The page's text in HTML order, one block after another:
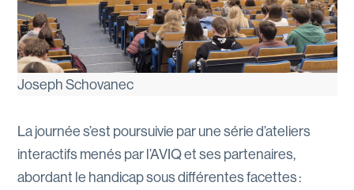
Joseph Schovanec
La journée s’est poursuivie par une série d’ateliers
interactifs menés par l’AVIQ et ses partenaires,
abordant le handicap sous différentes facettes :